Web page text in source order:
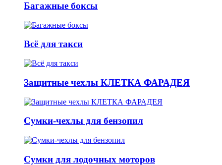
Багажные боксы
Всё для такси
Защитные чехлы КЛЕТКА ФАРАДЕЯ
Сумки-чехлы для бензопил
Сумки для лодочных моторов